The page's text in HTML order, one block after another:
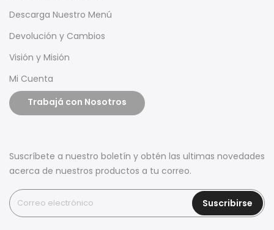
Descarga Nuestro Menú
Devolución y Cambios
Visión y Misión
Mi Cuenta
Trabajá con Nosotros
Suscríbete a nuestro boletín y obtén las ultimas novedades
acerca de nuestros productos a tu correo.
Suscribirse